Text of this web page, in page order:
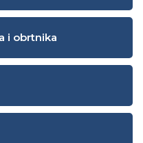
i obrtnika